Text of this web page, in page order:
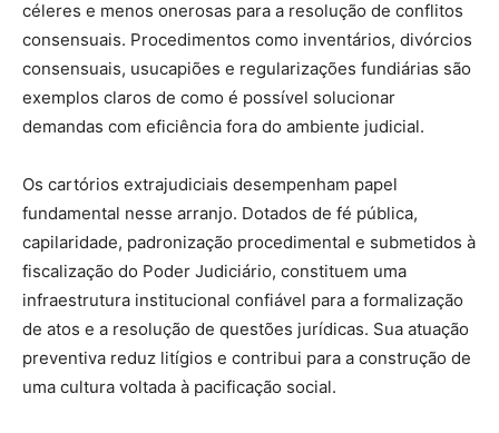
céleres e menos onerosas para a resolução de conflitos
consensuais. Procedimentos como inventários, divórcios
consensuais, usucapiões e regularizações fundiárias são
exemplos claros de como é possível solucionar
demandas com eficiência fora do ambiente judicial.
Os cartórios extrajudiciais desempenham papel
fundamental nesse arranjo. Dotados de fé pública,
capilaridade, padronização procedimental e submetidos à
fiscalização do Poder Judiciário, constituem uma
infraestrutura institucional confiável para a formalização
de atos e a resolução de questões jurídicas. Sua atuação
preventiva reduz litígios e contribui para a construção de
uma cultura voltada à pacificação social.